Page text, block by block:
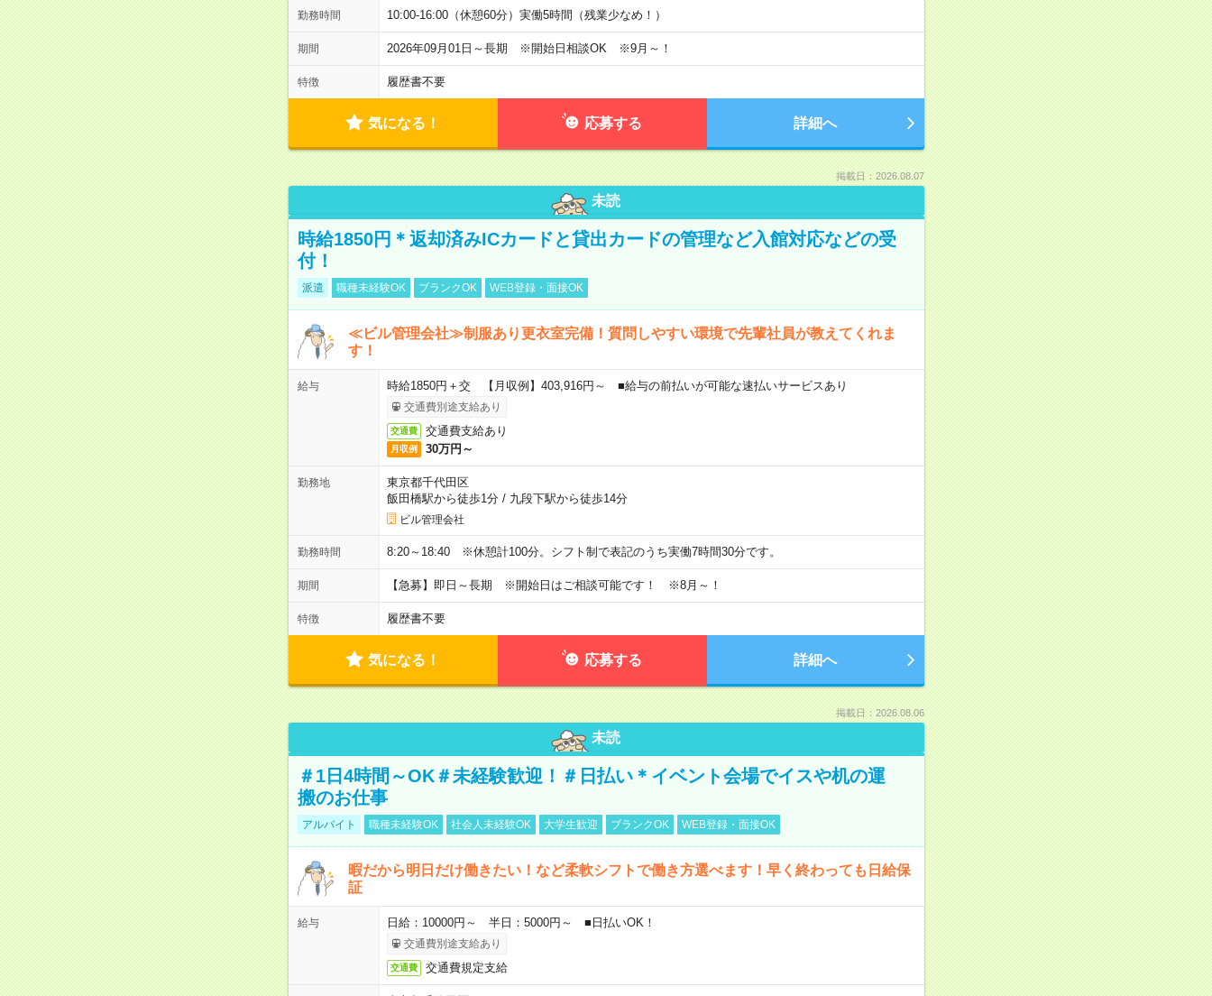
勤務時間 10:00-16:00（休憩60分）実働5時間（残業少なめ！）
期間 2026年09月01日～長期 ※開始日相談OK ※9月～！
特徴 履歴書不要
気になる！ 応募する 詳細へ
掲載日：2026.08.07
未読
時給1850円＊返却済みICカードと貸出カードの管理など入館対応などの受
付！
派遣 職種未経験OK ブランクOK WEB登録・面接OK
≪ビル管理会社≫制服あり更衣室完備！質問しやすい環境で先輩社員が教えてくれま
す！
給与 時給1850円＋交 【月収例】403,916円～ ■給与の前払いが可能な速払いサービスあり
交通費別途支給あり
交通費 交通費支給あり
月収例 30万円～
勤務地
東京都千代田区
飯田橋駅から徒歩1分/ 九段下駅から徒歩14分
ビル管理会社
勤務時間 8:20～18:40 ※休憩計100分。シフト制で表記のうち実働7時間30分です。
期間 【急募】即日～長期 ※開始日はご相談可能です！ ※8月～！
特徴 履歴書不要
気になる！ 応募する 詳細へ
掲載日：2026.08.06
未読
＃1日4時間～OK＃未経験歓迎！＃日払い＊イベント会場でイスや机の運
搬のお仕事
アルバイト 職種未経験OK 社会人未経験OK 大学生歓迎 ブランクOK WEB登録・面接OK
暇だから明日だけ働きたい！など柔軟シフトで働き方選べます！早く終わっても日給保
証
給与 日給：10000円～ 半日：5000円～ ■日払いOK！
交通費別途支給あり
交通費 交通費規定支給